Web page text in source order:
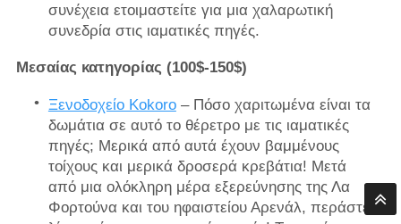
συνέχεια ετοιμαστείτε για μια χαλαρωτική
συνεδρία στις ιαματικές πηγές.
Μεσαίας κατηγορίας (100$-150$)
Ξενοδοχείο Kokoro– Πόσο χαριτωμένα είναι τα
δωμάτια σε αυτό το θέρετρο με τις ιαματικές
πηγές; Μερικά από αυτά έχουν βαμμένους
τοίχους και μερικά δροσερά κρεβάτια! Μετά
από μια ολόκληρη μέρα εξερεύνησης της Λα
Φορτούνα και του ηφαιστείου Αρενάλ, περάστε